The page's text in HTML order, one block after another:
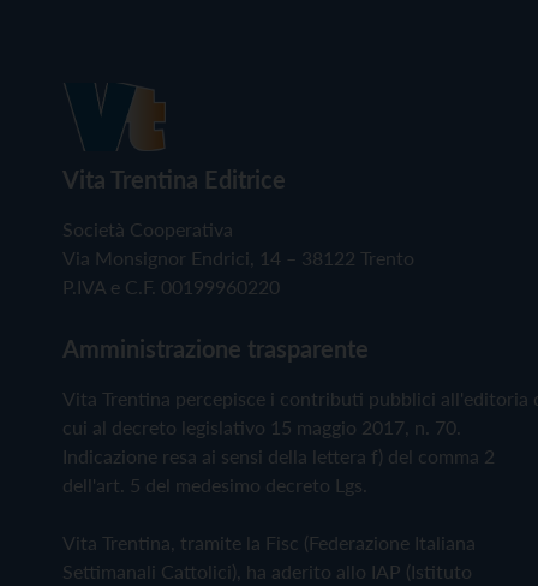
Vita Trentina Editrice
Società Cooperativa
Via Monsignor Endrici, 14 – 38122 Trento
P.IVA e C.F. 00199960220
Amministrazione trasparente
Vita Trentina percepisce i contributi pubblici all'editoria
cui al decreto legislativo 15 maggio 2017, n. 70.
Indicazione resa ai sensi della lettera f) del comma 2
dell'art. 5 del medesimo decreto Lgs.
Vita Trentina, tramite la Fisc (Federazione Italiana
Settimanali Cattolici), ha aderito allo IAP (Istituto